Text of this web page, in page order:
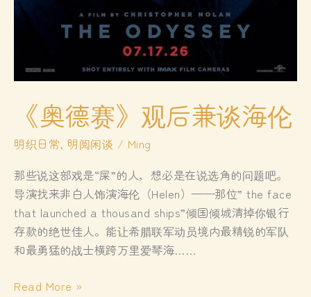
《奥德赛》观后兼谈海伦
明织日常, 明阅闲谈 / Ming
那些说这部戏是“屎”的人，想必是在说选角的问题吧。
导演找来非白人饰演海伦（Helen）——那位” the face
that launched a thousand ships”倾国倾城清掉你银行
存款的绝世佳人。能让希腊联军动员境内最精锐的军队
和最勇猛的战士横跨万里爱琴海……
《奥
Read More »